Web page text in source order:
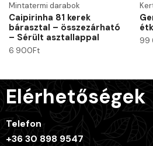
Mintatermi darabok
Caipirinha 81 kerek
bárasztal – összezárható
– Sérült asztallappal
6 900Ft
99
Elérhetőségek
Telefon
+36 30 898 9547